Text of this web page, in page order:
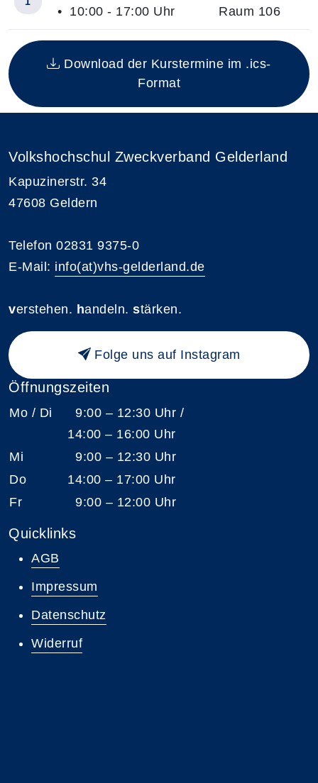
Insgesamt gibt es 1 Termine zum diesen Kurs
• 10:00 - 17:00 Uhr
Raum 106
Download der Kurstermine im .ics-
Format
Volkshochschul Zweckverband Gelderland
Kapuzinerstr. 34
47608 Geldern
Telefon 02831 9375-0
E-Mail: info(at)vhs-gelderland.de
verstehen. handeln. stärken.
Folge uns auf Instagram
Öffnungszeiten
Mo / Di
9:00 – 12:30 Uhr /
14:00 – 16:00 Uhr
Mi
9:00 – 12:30 Uhr
Do
14:00 – 17:00 Uhr
Fr
9:00 – 12:00 Uhr
Quicklinks
AGB
Impressum
Datenschutz
Widerruf